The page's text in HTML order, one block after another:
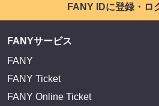
FANY IDに登録・ロ
FANYサービス
FANY
FANY Ticket
FANY Online Ticket